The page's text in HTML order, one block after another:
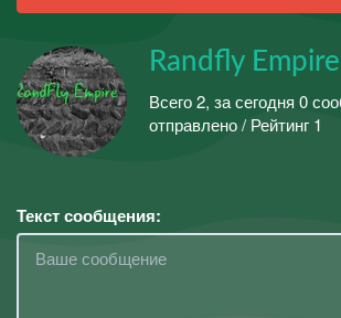
Randfly Empire
Всего 2, за сегодня 0
отправлено / Рейтинг 1
Текст сообщения: